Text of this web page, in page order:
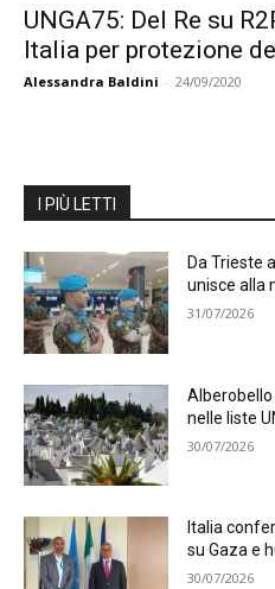
UNGA75: Del Re su
Italia per protezione
Alessandra Baldini - 24/09/2020
I PIÙ LETTI
Da Trieste
unisce alla
31/07/2026
Alberobello
nelle liste
30/07/2026
Italia
su Gaza e
30/07/2026